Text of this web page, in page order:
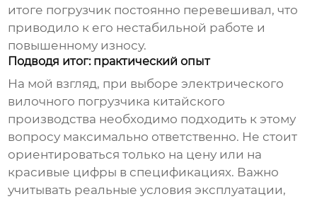
итоге погрузчик постоянно перевешивал, что
приводило к его нестабильной работе и
повышенному износу.
Подводя итог: практический опыт
На мой взгляд, при выбореэлектрического
вилочного погрузчика китайского
производства необходимо подходить к этому
вопросу максимально ответственно. Не стоит
ориентироваться только на цену или на
красивые цифры в спецификациях. Важно
учитывать реальные условия эксплуатации,